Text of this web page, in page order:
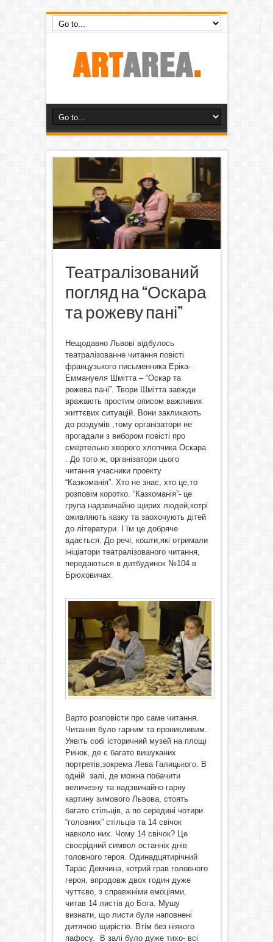
Театралізований
погляд на “Оскара
та рожеву пані”
Нещодавно Львові відбулось
театралізованне читання повісті
французького письменника Еріка-
Еммануеля Шмітта – “Оскар та
рожева пані”. Твори Шмітта завжди
вражають простим описом важливих
життєвих ситуацій. Вони закликають
до роздумів ,тому організатори не
прогадали з вибором повісті про
смертельно хворого хлопчика Оскара
. До того ж, організатори цього
читання учасники проекту
“Казкоманія”. Хто не знає, хто це,то
розповім коротко. “Казкоманія”- це
група надзвичайно щирих людей,котрі
оживляють казку та заохочують дітей
до літератури. І їм це добряче
вдається. До речі, кошти,які отримали
ініціатори театралізованого читання,
передаються в дитбудинок №104 в
Брюховичах.
Варто розповісти про саме читання.
Читання було гарним та проникливим.
Уявіть собі історичний музей на площі
Ринок, де є багато вишуканих
портретів,зокрема Лева Галицького. В
одній залі, де можна побачити
величезну та надзвичайно гарну
картину зимового Львова, стоять
багато стільців, а по середині чотири
“головних” стільців та 14 свічок
навколо них. Чому 14 свічок? Це
своєрідний символ останніх днів
головного героя. Одинадцятирічний
Тарас Демчина, котрий грав головного
героя, впродовж двох годин дуже
чуттєво, з справжніми емоціями,
читав 14 листів до Бога. Мушу
визнати, що листи були наповнені
дитячою щирістю. Втім без ніякого
пафосу. В залі було дуже тихо- всі